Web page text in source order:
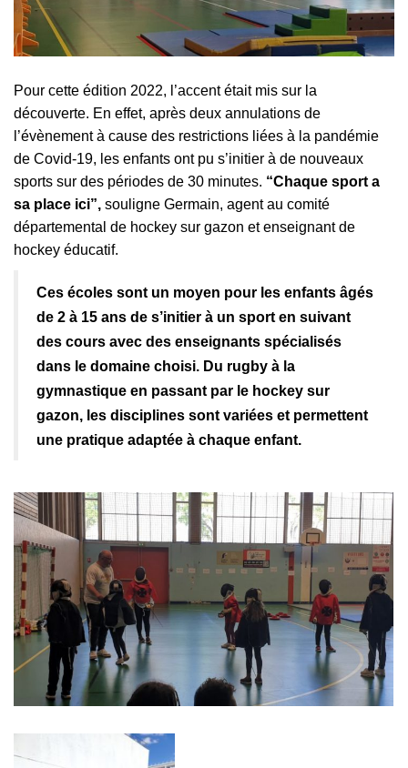
Pour cette édition 2022, l’accent était mis sur la
découverte. En effet, après deux annulations de
l’évènement à cause des restrictions liées à la pandémie
de Covid-19, les enfants ont pu s’initier à de nouveaux
sports sur des périodes de 30 minutes. “Chaque sport a
sa place ici”, souligne Germain, agent au comité
départemental de hockey sur gazon et enseignant de
hockey éducatif.
Ces écoles sont un moyen pour les enfants âgés
de 2 à 15 ans de s’initier à un sport en suivant
des cours avec des enseignants spécialisés
dans le domaine choisi. Du rugby à la
gymnastique en passant par le hockey sur
gazon, les disciplines sont variées et permettent
une pratique adaptée à chaque enfant.